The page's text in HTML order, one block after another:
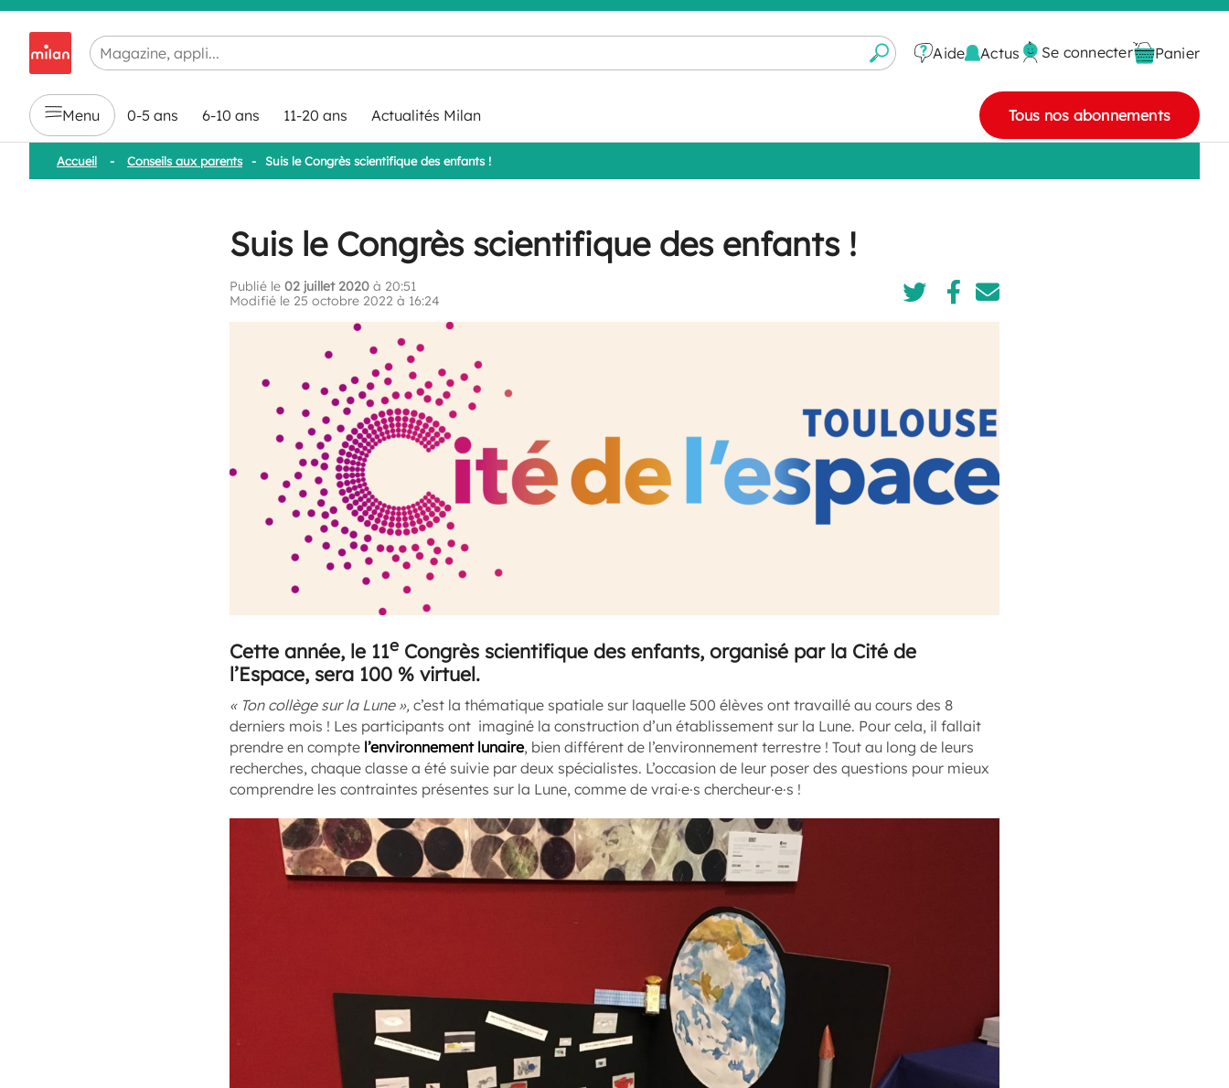
Chargement en cours...
Aide Actus Se connecter Panier
Menu 0-5 ans 6-10 ans 11-20 ans Actualités Milan Tous nos abonnements
Accueil - Conseils aux parents - Suis le Congrès scientifique des enfants !
Suis le Congrès scientifique des enfants !
Publié le 02 juillet 2020 à 20:51
Modifié le 25 octobre 2022 à 16:24
Cette année, le 11e Congrès scientifique des enfants, organisé par la Cité de
l’Espace, sera 100 % virtuel.
« Ton collège sur la Lune », c’est la thématique spatiale sur laquelle 500 élèves ont travaillé au cours des 8
derniers mois ! Les participants ont imaginé la construction d’un établissement sur la Lune. Pour cela, il fallait
prendre en compte l’environnement lunaire, bien différent de l’environnement terrestre ! Tout au long de leurs
recherches, chaque classe a été suivie par deux spécialistes. L’occasion de leur poser des questions pour mieux
comprendre les contraintes présentes sur la Lune, comme de vrai·e·s chercheur·e·s !